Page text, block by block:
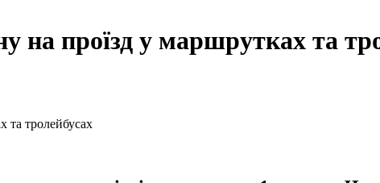
на проїзд у маршрутках та